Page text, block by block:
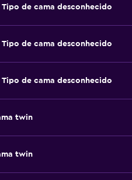
de cama desconhecido
de cama desconhecido
de cama desconhecido
twin
twin